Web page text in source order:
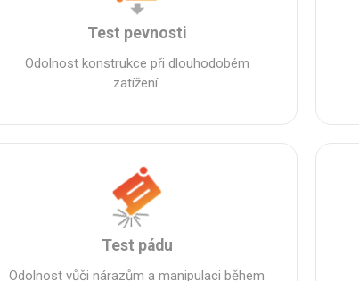
Test pevnosti
Odolnost konstrukce při dlouhodobém
zatížení.
Test pádu
Odolnost vůči nárazům a manipulaci během